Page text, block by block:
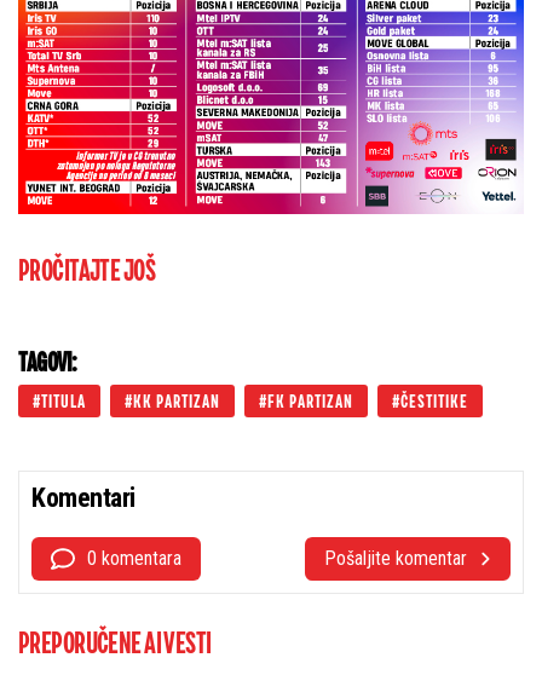
PROČITAJTE JOŠ
TAGOVI:
TITULA KK PARTIZAN FK PARTIZAN ČESTITIKE
Komentari
0 komentara Pošaljite komentar
PREPORUČENE AI VESTI